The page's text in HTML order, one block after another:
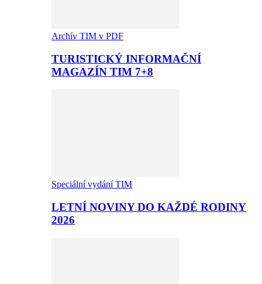
Archív TIM v PDF
TURISTICKÝ INFORMAČNÍ
MAGAZÍN TIM 7+8
Speciální vydání TIM
LETNÍ NOVINY DO KAŽDÉ RODINY
2026